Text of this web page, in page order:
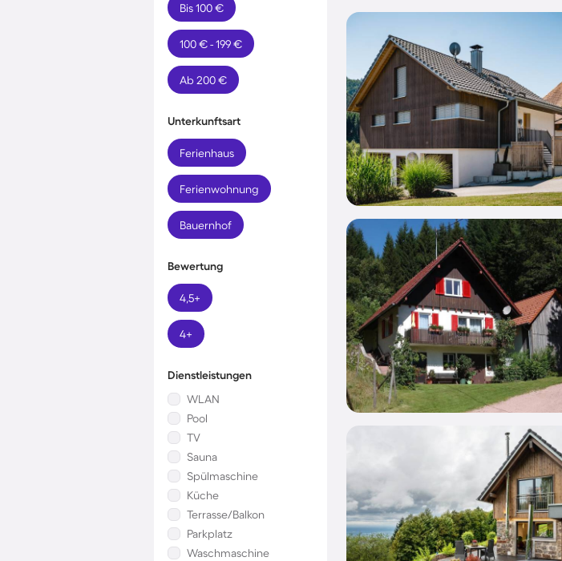
Bis 100 €
100 € - 199 €
Ab 200 €
Unterkunftsart
Ferienhaus
Ferienwohnung
Bauernhof
Bewertung
4,5+
4+
Dienstleistungen
WLAN
Pool
TV
Sauna
Spülmaschine
Küche
Terrasse/Balkon
Parkplatz
Waschmaschine